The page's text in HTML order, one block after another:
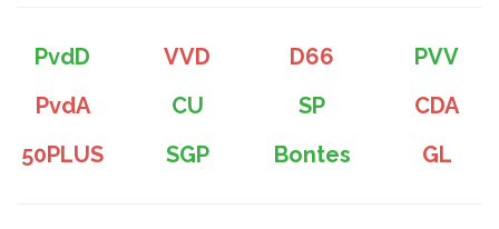
PvdD VVD D66
PVV
PvdA
CU SP
CDA
50PLUS
SGP Bontes GL